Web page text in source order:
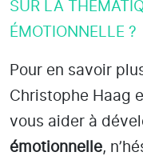
SUR LA
ÉMOTIONNELLE ?
Pour en savoir
Christophe Haag
vous aider à
émotionnelle,